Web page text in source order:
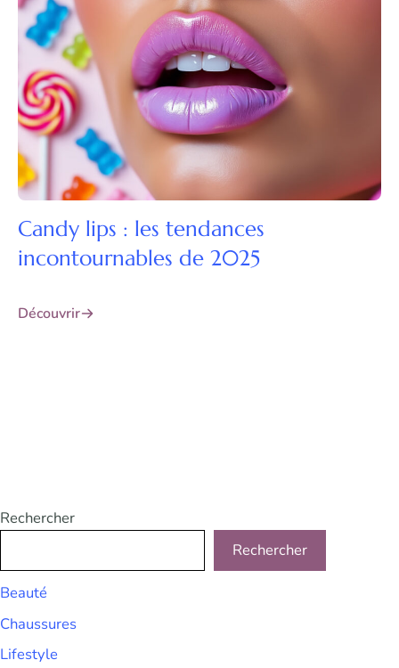
Candy lips : les tendances
incontournables de 2025
Découvrir
Rechercher
Rechercher
Beauté
Chaussures
Lifestyle